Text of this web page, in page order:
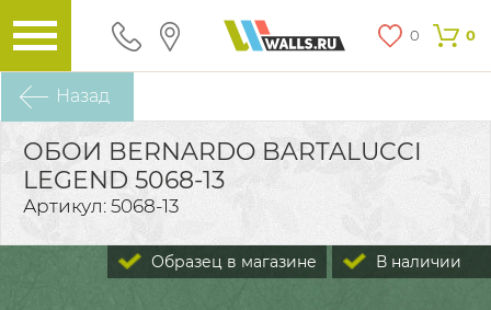
0 0
Назад
ОБОИ BERNARDO BARTALUCCI
LEGEND 5068-13
Артикул: 5068-13
В наличии
Образец в магазине